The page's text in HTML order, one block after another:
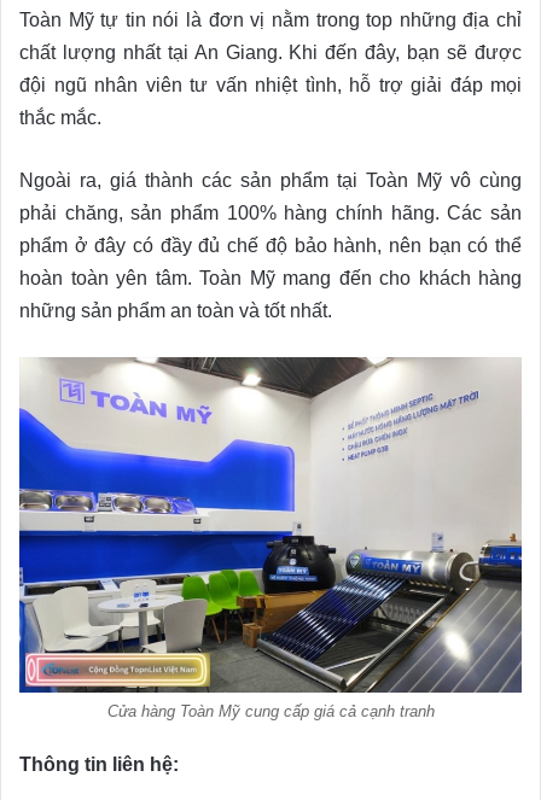
Toàn Mỹ tự tin nói là đơn vị nằm trong top những địa chỉ
chất lượng nhất tại An Giang. Khi đến đây, bạn sẽ được
đội ngũ nhân viên tư vấn nhiệt tình, hỗ trợ giải đáp mọi
thắc mắc.
Ngoài ra, giá thành các sản phẩm tại Toàn Mỹ vô cùng
phải chăng, sản phẩm 100% hàng chính hãng. Các sản
phẩm ở đây có đầy đủ chế độ bảo hành, nên bạn có thể
hoàn toàn yên tâm. Toàn Mỹ mang đến cho khách hàng
những sản phẩm an toàn và tốt nhất.
Cửa hàng Toàn Mỹ cung cấp giá cả cạnh tranh
Thông tin liên hệ: